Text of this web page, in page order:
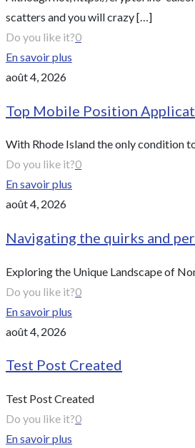
scatters and you will crazy[…]
Do you like it?0
En savoir plus
août 4, 2026
Top Mobile Position
With Rhode Island the only condition
Do you like it?0
En savoir plus
août 4, 2026
Navigating the quirks and
Exploring the Unique Landscape of
Do you like it?0
En savoir plus
août 4, 2026
Test Post Created
Test Post Created
Do you like it?0
En savoir plus